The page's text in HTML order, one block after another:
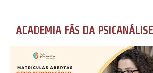
ACADEMIA FÃS DA PSICANÁLISE